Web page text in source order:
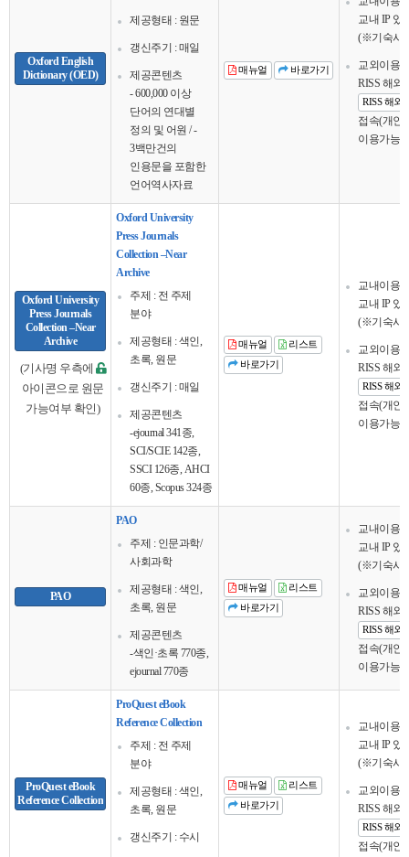
Oxford English
Dictionary (OED)
제공형태 : 원문
갱신주기 : 매일
제공콘텐츠
- 600,000 이상
단어의 연대별
정의 및 어원 / -
3백만건의
인용문을 포함한
언어역사자료
매뉴얼 바로가기
교내 IP 있
(※기숙사
교외이용
RISS 해외
RISS 해외
접속(개인
이용가능
Oxford University
Press Journals
Collection –Near
Archive
(기사명 우측에
아이콘으로 원문
가능여부 확인)
Oxford University
Press Journals
Collection –Near
Archive
주제 : 전 주제
분야
제공형태 : 색인,
초록, 원문
갱신주기 : 매일
제공콘텐츠
-ejournal 341종,
SCI/SCIE 142종,
SSCI 126종, AHCI
60종, Scopus 324종
매뉴얼
리스트
바로가기
교내이용
교내 IP 있
(※기숙사
교외이용
RISS 해외
RISS 해외
접속(개인
이용가능
PAO
PAO
주제 : 인문과학/
사회과학
제공형태 : 색인,
초록, 원문
제공콘텐츠
-색인·초록 770종,
ejournal 770종
매뉴얼
리스트
바로가기
교내이용
교내 IP 있
(※기숙사
교외이용
RISS 해외
RISS 해외
접속(개인
이용가능
ProQuest eBook
Reference Collection
ProQuest eBook
Reference Collection
주제 : 전 주제
분야
제공형태 : 색인,
초록, 원문
갱신주기 : 수시
매뉴얼
리스트
바로가기
교내이용
교내 IP 있
(※기숙사
교외이용
RISS 해외
RISS 해외
접속(개인